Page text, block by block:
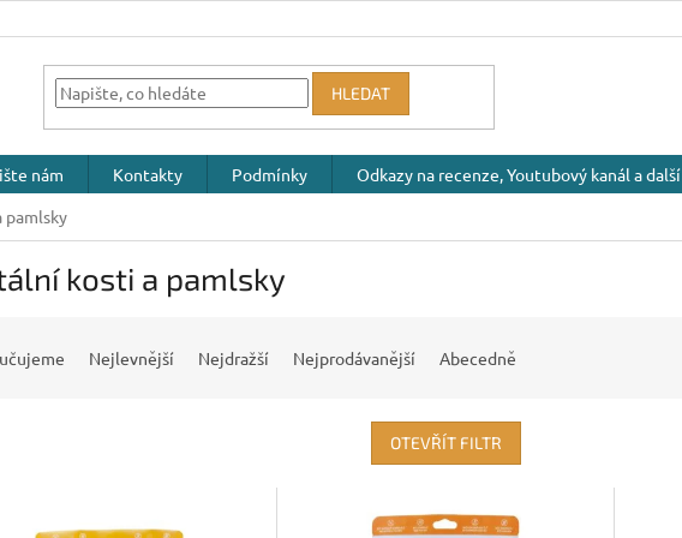
HLEDAT
nám Kontakty Podmínky Odkazy na recenze, Youtubový kanál a další
pamlsky
kosti a pamlsky
Nejlevnější Nejdražší Nejprodávanější Abecedně
OTEVŘÍT FILTR